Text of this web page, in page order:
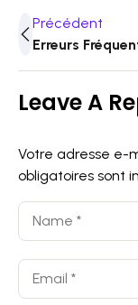
Précédent
Erreurs
Leave A
Votre adresse e-
obligatoires sont